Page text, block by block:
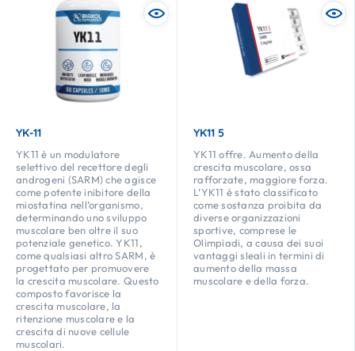
YK-11
YK11 è un modulatore
selettivo del recettore degli
androgeni (SARM) che agisce
come potente inibitore della
miostatina nell’organismo,
determinando uno sviluppo
muscolare ben oltre il suo
potenziale genetico. YK11,
come qualsiasi altro SARM, è
progettato per promuovere
la crescita muscolare. Questo
composto favorisce la
crescita muscolare, la
ritenzione muscolare e la
crescita di nuove cellule
muscolari.
YK11 5
YK11 offre. Aumento della
crescita muscolare, ossa
rafforzate, maggiore forza.
L’YK11 è stato classificato
come sostanza proibita da
diverse organizzazioni
sportive, comprese le
Olimpiadi, a causa dei suoi
vantaggi sleali in termini di
aumento della massa
muscolare e della forza.